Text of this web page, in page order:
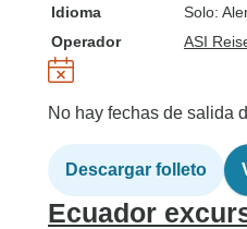
Idioma
Solo:
Operador
ASI
No hay fechas de salida
Descargar folleto
Ecuador